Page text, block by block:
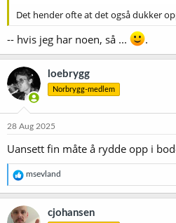
Det hender ofte at det også dukker
-- hvis jeg har noen, så ... .
loebrygg
Norbrygg-medlem
28 Aug 2025
Uansett fin måte å rydde opp i
R
e
a
k
s
msevland
cjohansen